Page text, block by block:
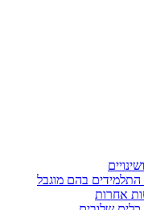
בהם מוגבל
אחרות